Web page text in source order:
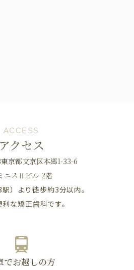
ACCESS
アクセス
京都文京区本郷1-33-6
ニスⅡビル 2階
）より徒歩約3分以内。
な矯正歯科です。
でお越しの方